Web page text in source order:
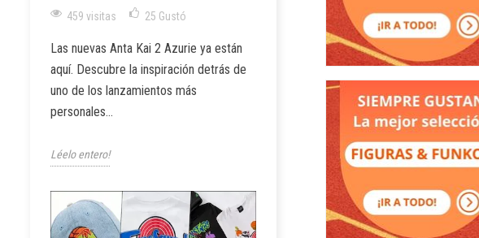
459 visitas 25 Gustó
Las nuevas Anta Kai 2 Azurie ya están
aquí. Descubre la inspiración detrás de
uno de los lanzamientos más
personales...
Léelo entero!